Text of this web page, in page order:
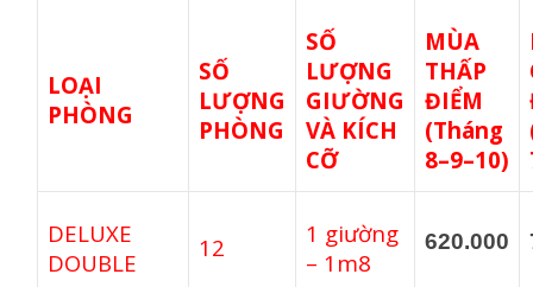
LOẠI
PHÒNG
SỐ
LƯỢNG
PHÒNG
SỐ
LƯỢNG
GIƯỜNG
VÀ KÍCH
CỠ
MÙA
THẤP
ĐIỂM
(Tháng
8–9–10)
DELUXE
DOUBLE
12
1 giường
– 1m8
620.000